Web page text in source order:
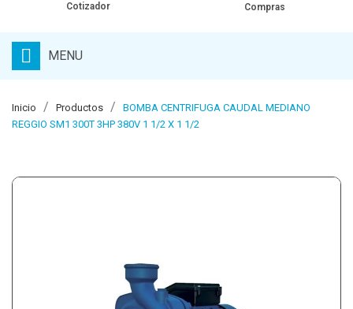
Cotizador Compras
MENU
Inicio Productos
BOMBA CENTRIFUGA CAUDAL MEDIANO
REGGIO SM1 300T 3HP 380V 1 1/2 X 1 1/2